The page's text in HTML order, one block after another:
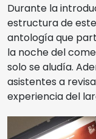
Durante la
estructura de
antología que
la noche del
solo se aludía.
asistentes a
experiencia del